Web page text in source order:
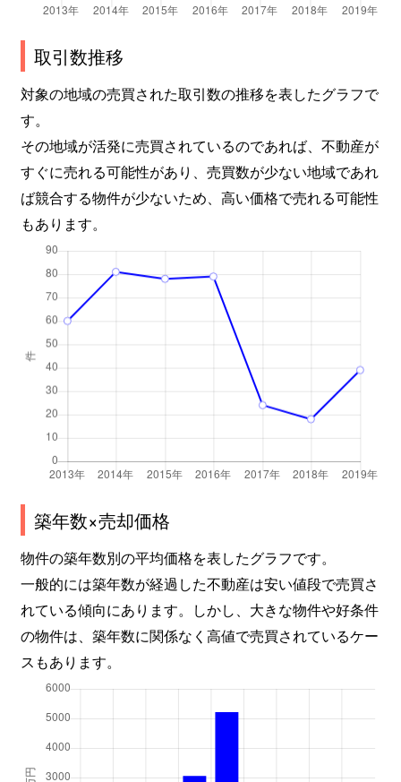
取引数推移
対象の地域の売買された取引数の推移を表したグラフで
す。
その地域が活発に売買されているのであれば、不動産が
すぐに売れる可能性があり、売買数が少ない地域であれ
ば競合する物件が少ないため、高い価格で売れる可能性
もあります。
築年数×売却価格
物件の築年数別の平均価格を表したグラフです。
一般的には築年数が経過した不動産は安い値段で売買さ
れている傾向にあります。しかし、大きな物件や好条件
の物件は、築年数に関係なく高値で売買されているケー
スもあります。